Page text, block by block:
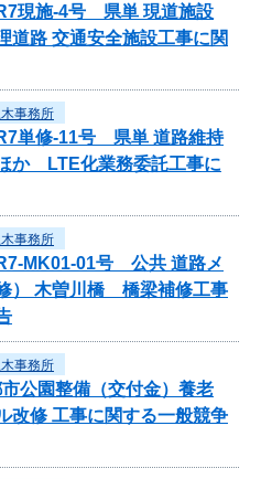
現施-4号 県単 現道施設
路 交通安全施設工事に関
事務所
単修-11号 県単 道路維持
か LTE化業務委託工事に
事務所
MK01-01号 公共 道路メ
） 木曽川橋 橋梁補修工事
事務所
公園整備（交付金）養老
改修 工事に関する一般競争